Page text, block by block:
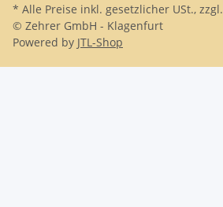
* Alle Preise inkl. gesetzlicher USt., zzgl.
© Zehrer GmbH - Klagenfurt
Powered by JTL-Shop